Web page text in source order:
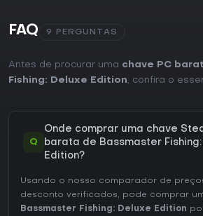
FAQ 9 PERGUNTAS
Antes de procurar uma chave PC
Fishing: Deluxe Edition, confira o
Q
Onde comprar uma chave
barata de Bassmaster
Edition?
Usando o nosso comparador de
desconto verificados, pode comprar
Bassmaster Fishing: Deluxe Edition